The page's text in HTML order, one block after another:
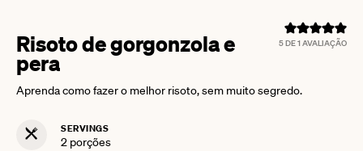
5DE 1 AVALIAÇÃO
Risoto de gorgonzola e
pera
Aprenda como fazer o melhor risoto, sem muito segredo.
SERVINGS
2 porções